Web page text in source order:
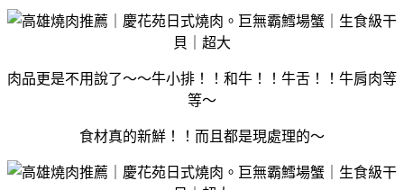
肉品更是不用說了～～牛小排！！和牛！！牛舌！！牛肩肉等
等～
食材真的新鮮！！而且都是現處理的～